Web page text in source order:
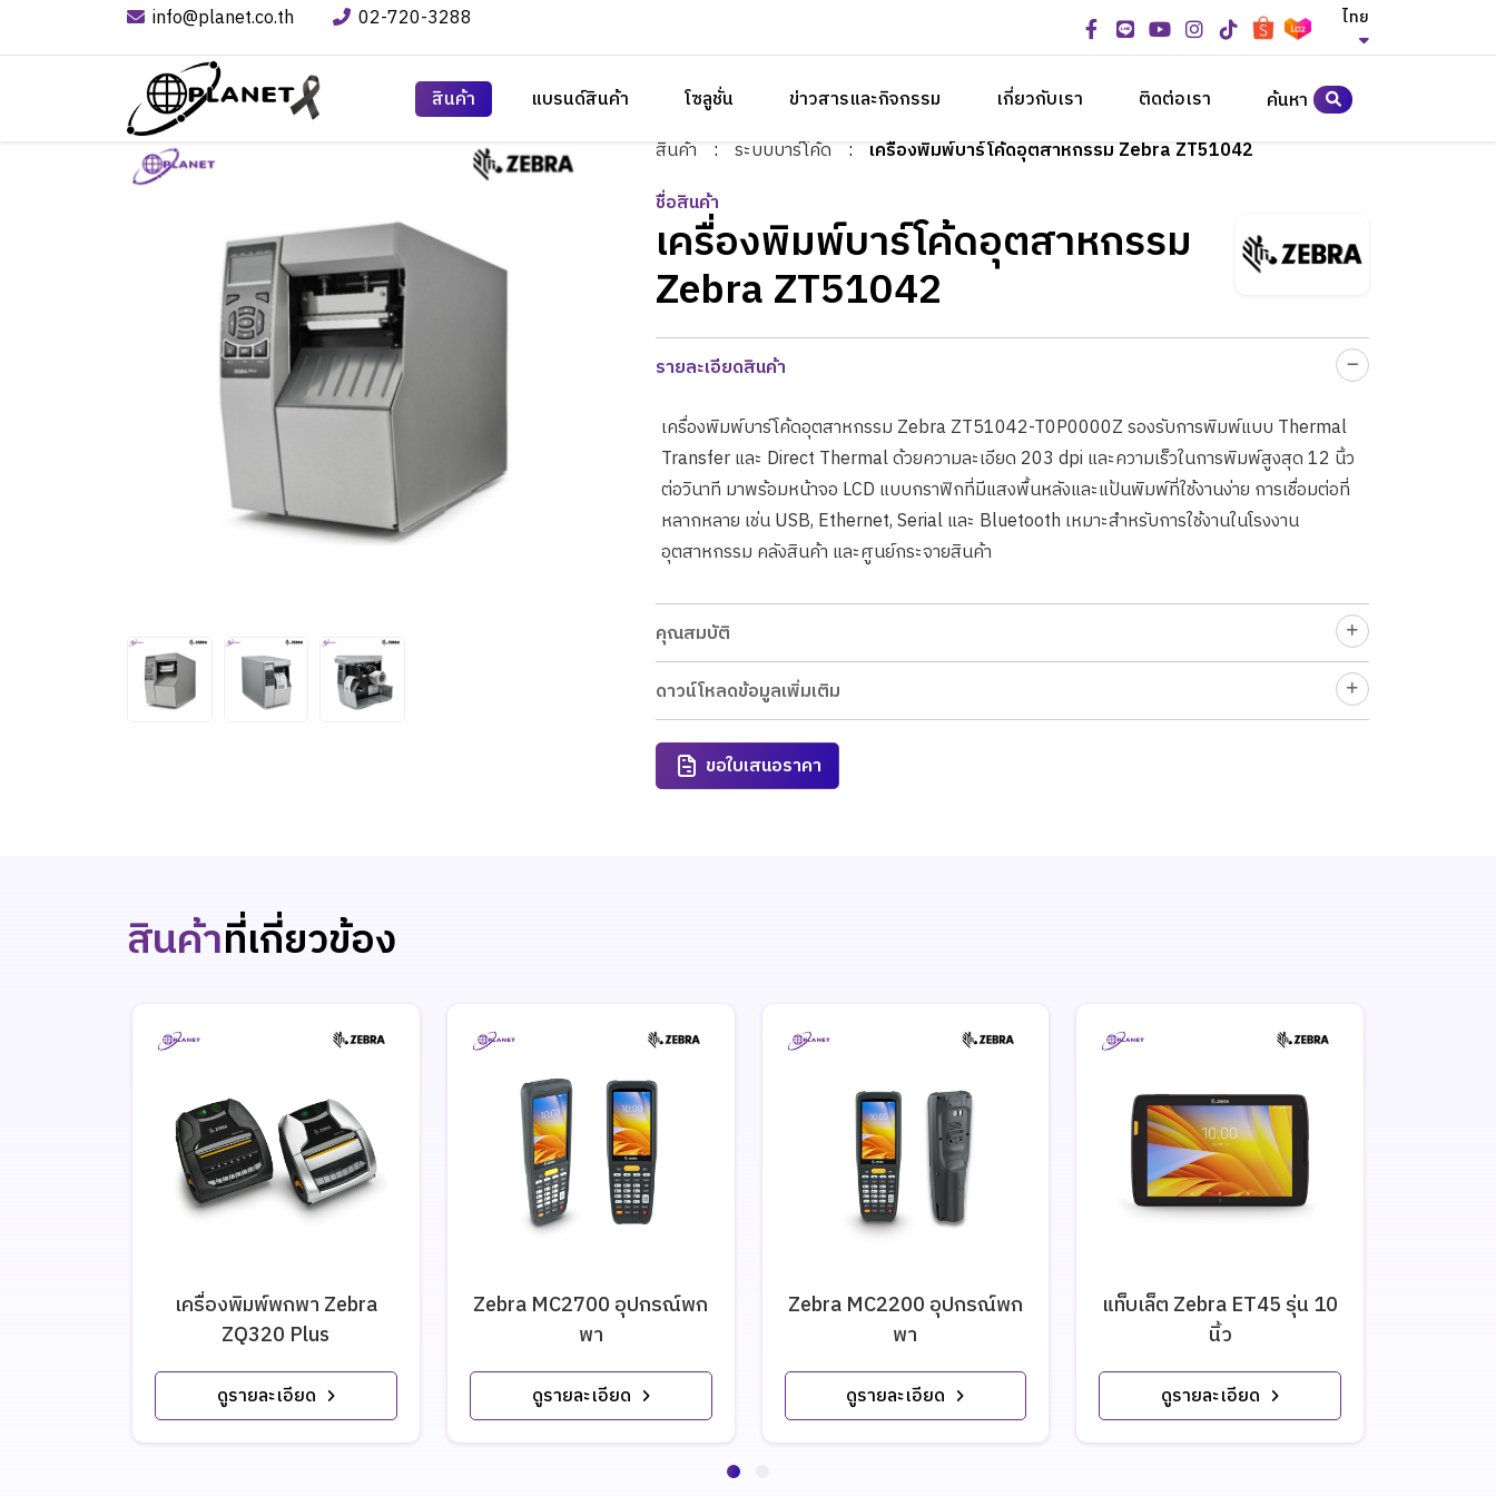
info@planet.co.th 02-720-3288 ไทย
สินค้า แบรนด์สินค้า โซลูชั่น ข่าวสารและกิจกรรม เกี่ยวกับเรา ติดต่อเรา
ค้นหา
สินค้า
: ระบบบาร์โค้ด :
เครื่องพิมพ์บาร์โค้ดอุตสาหกรรม Zebra ZT51042
ชื่อสินค้า
เครื่องพิมพ์บาร์โค้ดอุตสาหกรรม
Zebra ZT51042
รายละเอียดสินค้า
เครื่องพิมพ์บาร์โค้ดอุตสาหกรรม Zebra ZT51042-T0P0000Z รองรับการพิมพ์แบบ Thermal
Transfer และ Direct Thermal ด้วยความละเอียด 203 dpi และความเร็วในการพิมพ์สูงสุด 12 นิ้ว
ต่อวินาที มาพร้อมหน้าจอ LCD แบบกราฟิกที่มีแสงพื้นหลังและแป้นพิมพ์ที่ใช้งานง่าย การเชื่อมต่อที่
หลากหลาย เช่น USB, Ethernet, Serial และ Bluetooth เหมาะสำหรับการใช้งานในโรงงาน
อุตสาหกรรม คลังสินค้า และศูนย์กระจายสินค้า
คุณสมบัติ
ดาวน์โหลดข้อมูลเพิ่มเติม
ขอใบเสนอราคา
สินค้าที่เกี่ยวข้อง
ดูรายละเอียด
เครื่องพิมพ์พกพา Zebra
ZQ320 Plus
ดูรายละเอียด
Zebra MC2700 อุปกรณ์พก
พา
ดูรายละเอียด
Zebra MC2200 อุปกรณ์พก
พา
ดูรายละเอียด
แท็บเล็ต Zebra ET45 รุ่น 10
นิ้ว